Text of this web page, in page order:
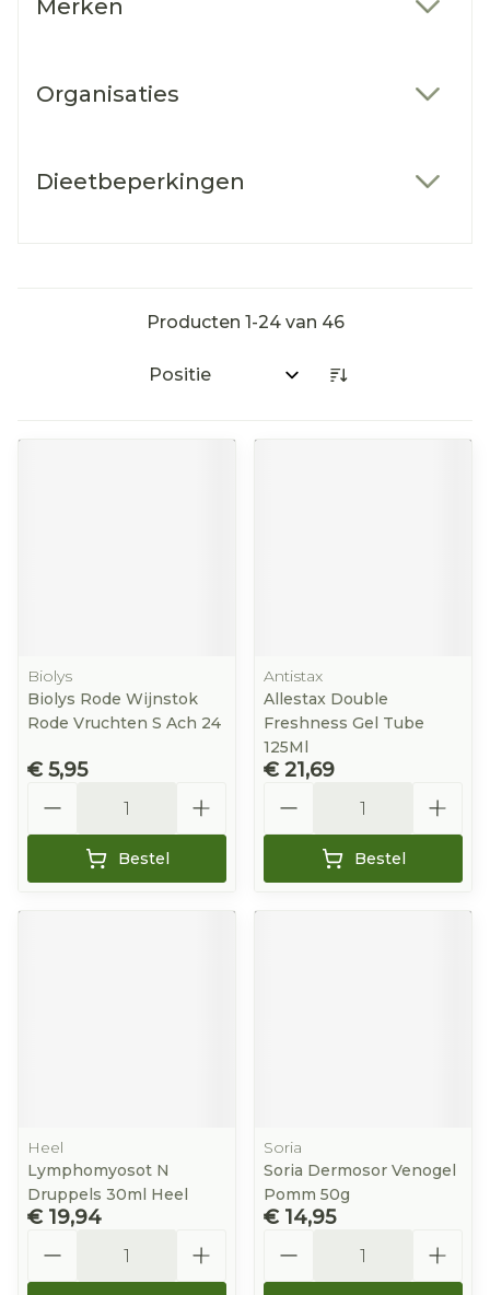
Merken
Organisaties
Dieetbeperkingen
Producten 1-24van 46
Sorteer op:
Biolys
Biolys Rode Wijnstok
Rode Vruchten S Ach 24
€ 5,95
Bestel
Antistax
Allestax Double
Freshness Gel Tube
125Ml
€ 21,69
Bestel
Heel
Lymphomyosot N
Druppels 30ml Heel
€ 19,94
Soria
Soria Dermosor Venogel
Pomm 50g
€ 14,95